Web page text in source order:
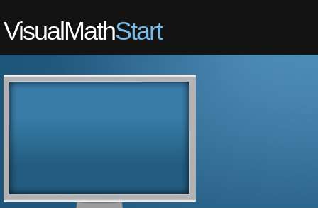
VisualMathStart